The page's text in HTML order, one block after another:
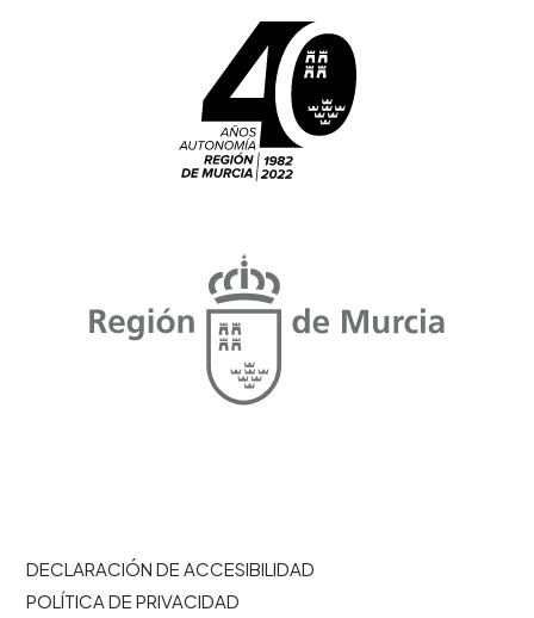
DECLARACIÓN DE ACCESIBILIDAD
POLÍTICA DE PRIVACIDAD